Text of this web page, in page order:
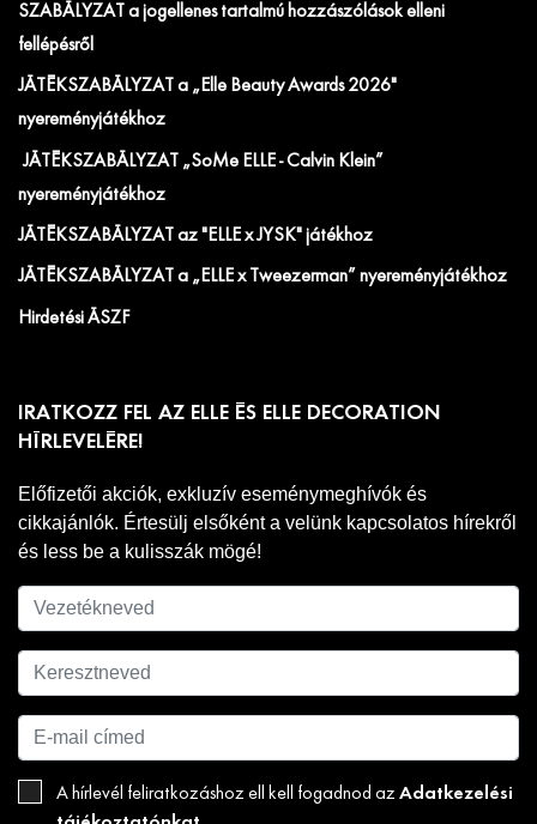
SZABÁLYZAT a jogellenes tartalmú hozzászólások elleni
fellépésről
JÁTÉKSZABÁLYZAT a „Elle Beauty Awards 2026"
nyereményjátékhoz
JÁTÉKSZABÁLYZAT „SoMe ELLE - Calvin Klein”
nyereményjátékhoz
JÁTÉKSZABÁLYZAT az "ELLE x JYSK" játékhoz
JÁTÉKSZABÁLYZAT a „ELLE x Tweezerman” nyereményjátékhoz
Hirdetési ÁSZF
IRATKOZZ FEL AZ ELLE ÉS ELLE DECORATION
HÍRLEVELÉRE!
Előfizetői akciók, exkluzív eseménymeghívók és
cikkajánlók. Értesülj elsőként a velünk kapcsolatos hírekről
és less be a kulisszák mögé!
A hírlevél feliratkozáshoz ell kell fogadnod az Adatkezelési